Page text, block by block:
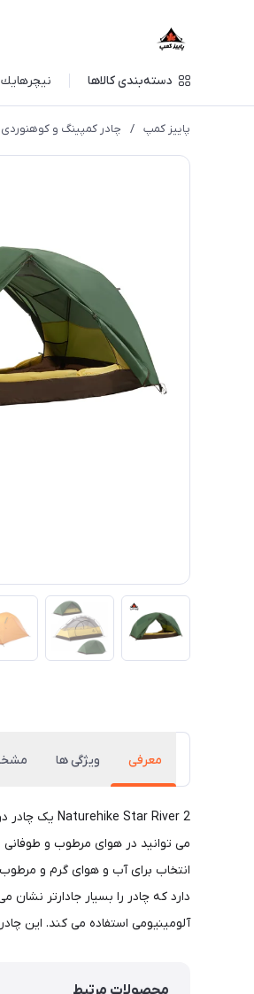
دسته‌بندی کالاها نيچرهايك
پاییز کمپ / چادر کمپینگ و کوهنوردی
معرفی ویژگی ها
می توانید در هوای مرطوب و
آلومینیومی استفاده می کند. این
محصولات مرتبط